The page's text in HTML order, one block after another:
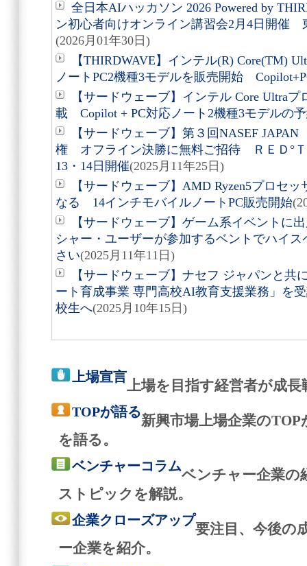
全日本AIハッカソン 2026 Powered by
ン初心者向けオンライン講習会2月4日開催
(2026月01年30日)
【THIRDWAVE】インテル(R) Core(TM)
ノートPC2機種3モデルを販売開始
【サードウェーブ】インテル Core Ultra
載 Copilot + PC対応ノート2機種3モデルの
【サードウェーブ】第３回NASEF
権 オフライン決勝に無料ご招待 ＲＥＤ°
13・14日開催(2025月11年25日)
【サードウェーブ】AMD Ryzen5プロセ
なる 14インチモバイルノートPC販売開始
【サードウェーブ】ゲーム系イベント
シャー・ユーザーが参加するベントでハイ
さい(2025月11年11日)
【サードウェーブ】ナセフ ジャパンと共
ート育成事業 専門高校AI教育支援業務」を
校生へ(2025月10年15日)
上場宣言
上場を目指す経営者が成
TOPが語る
新興市場上場企業の
を語る。
ベンチャーコラム
ベンチャー企業の
ストピックを解説。
企業クローズアップ
要注目、今後の
ー企業を紹介。